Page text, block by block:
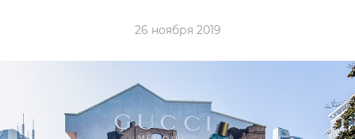
26 ноября 2019